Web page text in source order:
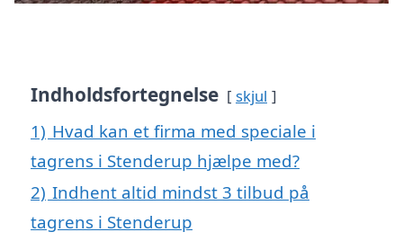
Indholdsfortegnelse skjul
1) Hvad kan et firma med speciale i
tagrens i Stenderup hjælpe med?
2) Indhent altid mindst 3 tilbud på
tagrens i Stenderup